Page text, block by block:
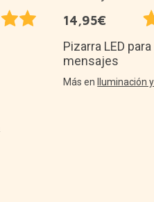
14,95€
Pizarra LED
mensajes
Más en Iluminación